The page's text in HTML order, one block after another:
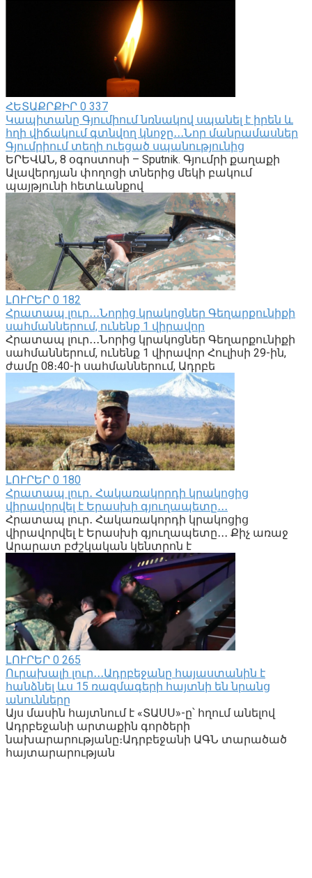
ՀԵՏԱՔՐՔԻՐ 0 337
Կապիտանը Գյումիում նռնակով սպանել է իրեն և
հղի վիճակում գտնվող կնոջը․․․Նոր մանրամասներ
Գյումրիում տեղի ուեցած սպանությունից
ԵՐԵՎԱՆ, 8 օգոստոսի – Sputnik. Գյումրի քաղաքի
Ալավերդյան փողոցի տներից մեկի բակում
պայթյունի հետևանքով
ԼՈՒՐԵՐ 0 182
Հրատապ լուր․․․Նորից կրակոցներ Գեղարքունիքի
սահմաններում, ունենք 1 վիրավոր
Հրատապ լուր․․․Նորից կրակոցներ Գեղարքունիքի
սահմաններում, ունենք 1 վիրավոր Հուլիսի 29-ին,
ժամը 08։40-ի սահմաններում, Ադրբե
ԼՈՒՐԵՐ 0 180
Հրատապ լուր․ Հակառակորդի կրակոցից
վիրավորվել է Երասխի գյուղապետը․․․
Հրատապ լուր․ Հակառակորդի կրակոցից
վիրավորվել է Երասխի գյուղապետը․․․ Քիչ առաջ
Արարատ բժշկական կենտրոն է
ԼՈՒՐԵՐ 0 265
Ուրախալի լուր․․․Ադրբեջանը հայաստանին է
հանձնել ևս 15 ռազմագերի հայտնի են նրանց
անունները
Այս մասին հայտնում է «ՏԱՍՍ»-ը՝ հղում անելով
Ադրբեջանի արտաքին գործերի
նախարարությանը։Ադրբեջանի ԱԳՆ տարածած
հայտարարության